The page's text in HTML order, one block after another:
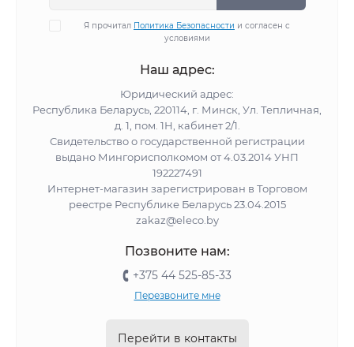
Я прочитал Политика Безопасности и согласен с
условиями
Наш адрес:
Юридический адрес:
Республика Беларусь, 220114, г. Минск, Ул. Тепличная,
д. 1, пом. 1Н, кабинет 2/1.
Свидетельство о государственной регистрации
выдано Мингорисполкомом от 4.03.2014 УНП
192227491
Интернет-магазин зарегистрирован в Торговом
реестре Республике Беларусь 23.04.2015
zakaz@eleco.by
Позвоните нам:
+375 44 525-85-33
Перезвоните мне
Перейти в контакты